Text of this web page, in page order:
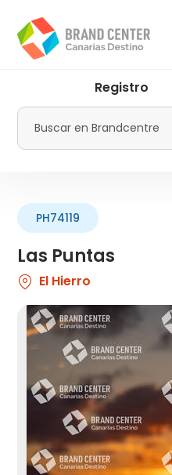
contenido
principal
menu
Promotur
Registro
Buscar
Las Puntas
PH74119
El Hierro